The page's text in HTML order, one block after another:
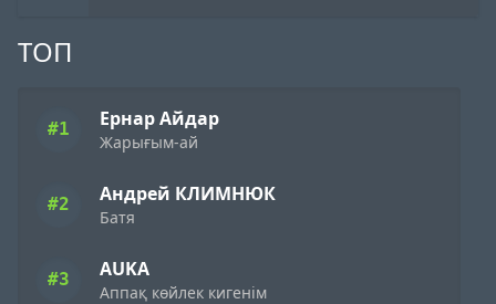
ТОП
#1 Ернар Айдар
Жарығым-ай
#2 Андрей КЛИМНЮК
Батя
#3 AUKA
Аппақ көйлек кигенім